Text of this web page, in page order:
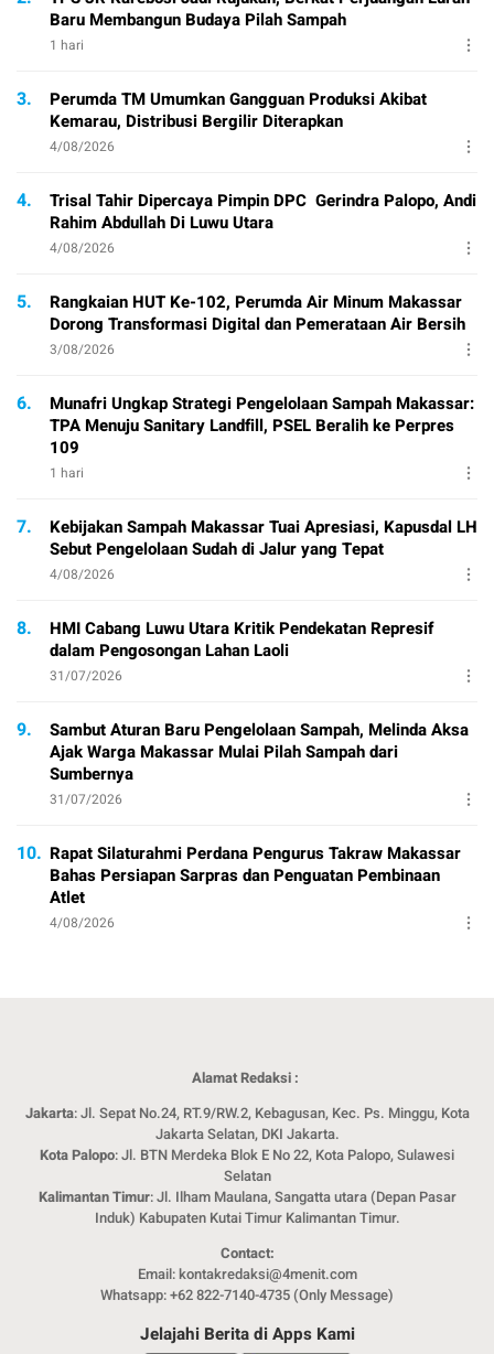
Baru Membangun Budaya Pilah Sampah
1 hari
3.
Perumda TM Umumkan Gangguan Produksi Akibat
Kemarau, Distribusi Bergilir Diterapkan
4/08/2026
4.
Trisal Tahir Dipercaya Pimpin DPC Gerindra Palopo, Andi
Rahim Abdullah Di Luwu Utara
4/08/2026
5.
Rangkaian HUT Ke-102, Perumda Air Minum Makassar
Dorong Transformasi Digital dan Pemerataan Air Bersih
3/08/2026
6.
Munafri Ungkap Strategi Pengelolaan Sampah Makassar:
TPA Menuju Sanitary Landfill, PSEL Beralih ke Perpres
109
1 hari
7.
Kebijakan Sampah Makassar Tuai Apresiasi, Kapusdal LH
Sebut Pengelolaan Sudah di Jalur yang Tepat
4/08/2026
8.
HMI Cabang Luwu Utara Kritik Pendekatan Represif
dalam Pengosongan Lahan Laoli
31/07/2026
9.
Sambut Aturan Baru Pengelolaan Sampah, Melinda Aksa
Ajak Warga Makassar Mulai Pilah Sampah dari
Sumbernya
31/07/2026
10. Rapat Silaturahmi Perdana Pengurus Takraw Makassar
Bahas Persiapan Sarpras dan Penguatan Pembinaan
Atlet
4/08/2026
Alamat Redaksi :
Jakarta: Jl. Sepat No.24, RT.9/RW.2, Kebagusan, Kec. Ps. Minggu, Kota
Jakarta Selatan, DKI Jakarta.
Kota Palopo: Jl. BTN Merdeka Blok E No 22, Kota Palopo, Sulawesi
Selatan
Kalimantan Timur: Jl. Ilham Maulana, Sangatta utara (Depan Pasar
Induk) Kabupaten Kutai Timur Kalimantan Timur.
Contact:
Email: kontakredaksi@4menit.com
Whatsapp: +62 822-7140-4735 (Only Message)
Jelajahi Berita di Apps Kami